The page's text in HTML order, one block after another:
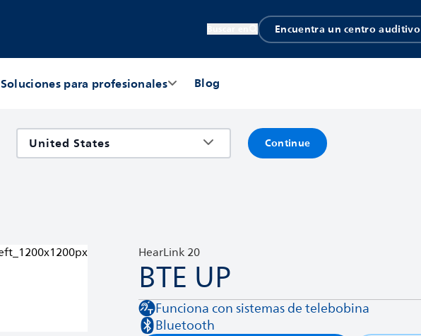
Encuentra un centro auditivo
Soluciones para profesionales Blog
Continue
HearLink 20
BTE UP
Funciona con sistemas de telebobina
Bluetooth